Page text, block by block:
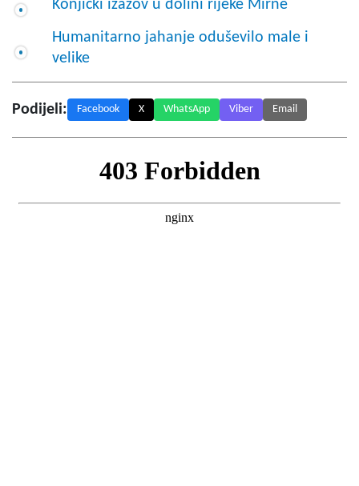
Konjički izazov u dolini rijeke Mirne
Humanitarno jahanje oduševilo male i
velike
Podijeli: Facebook X WhatsApp Viber Email